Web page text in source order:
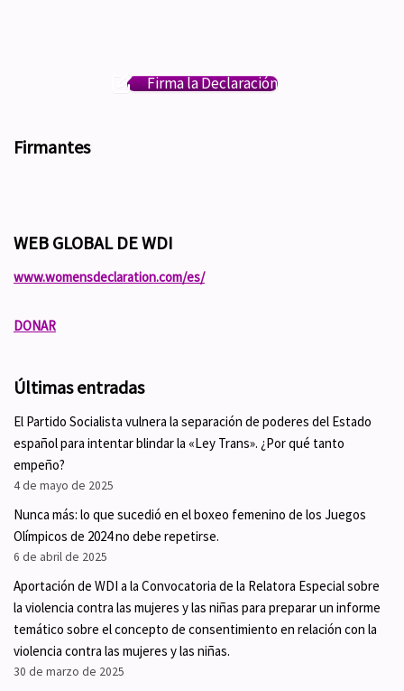
Firma la Declaración
Firmantes
WEB GLOBAL DE WDI
www.womensdeclaration.com/es/
DONAR
Últimas entradas
El Partido Socialista vulnera la separación de poderes del Estado
español para intentar blindar la «Ley Trans». ¿Por qué tanto
empeño?
4 de mayo de 2025
Nunca más: lo que sucedió en el boxeo femenino de los Juegos
Olímpicos de 2024 no debe repetirse.
6 de abril de 2025
Aportación de WDI a la Convocatoria de la Relatora Especial sobre
la violencia contra las mujeres y las niñas para preparar un informe
temático sobre el concepto de consentimiento en relación con la
violencia contra las mujeres y las niñas.
30 de marzo de 2025